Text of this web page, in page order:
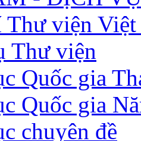
Thư viện Việt
Thư viện
Quốc gia
Quốc gia
chuyên đề